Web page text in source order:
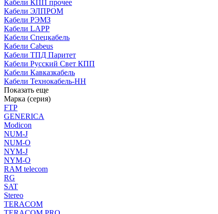
Кабели КПП прочее
Кабели ЭЛПРОМ
Кабели РЭМЗ
Кабели LAPP
Кабели Спецкабель
Кабели Cabeus
Кабели ТПД Паритет
Кабели Русский Свет КПП
Кабели Кавказкабель
Кабели Технокабель-НН
Показать еще
Марка (серия)
FTP
GENERICA
Modicon
NUM-J
NUM-O
NYM-J
NYM-O
RAM telecom
RG
SAT
Stereo
TERACOM